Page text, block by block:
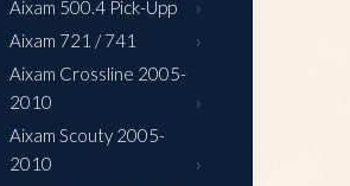
Aixam 500.4 Pick-Upp
Aixam 721 / 741
Aixam Crossline 2005-
2010
Aixam Scouty 2005-
2010